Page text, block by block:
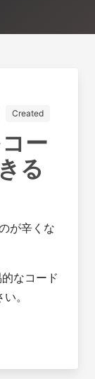
Created
ー
る
が辛くな
なコード
。